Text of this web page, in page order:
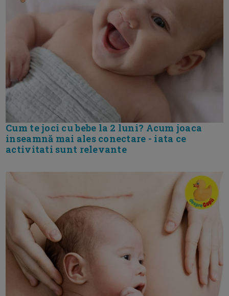
Cum te joci cu bebe la 2 luni? Acum joaca
inseamnă mai ales conectare - iata ce
activitati sunt relevante